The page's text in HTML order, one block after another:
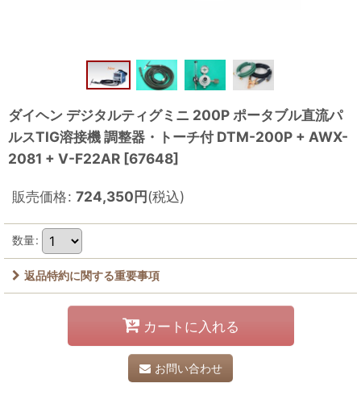
ダイヘン デジタルティグミニ 200P ポータブル直流パ
ルスTIG溶接機 調整器・トーチ付 DTM-200P + AWX-
2081 + V-F22AR [67648]
販売価格: 724,350円(税込)
数量:
返品特約に関する重要事項
カートに入れる
お問い合わせ